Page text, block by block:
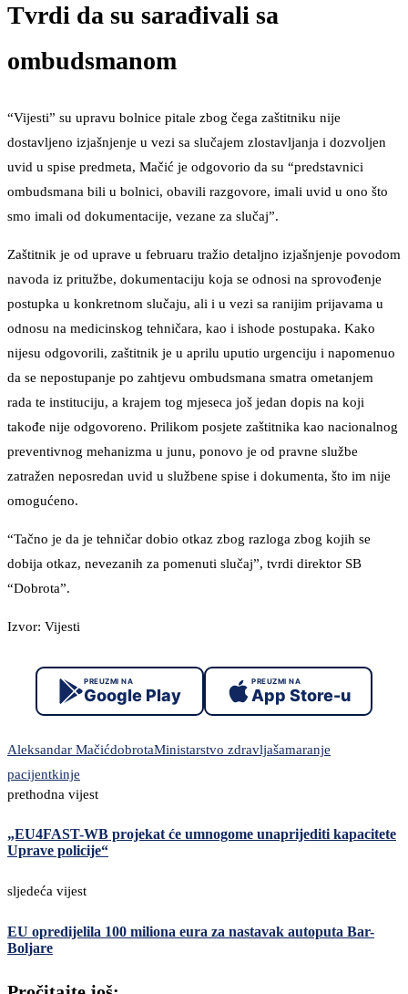
Tvrdi da su sarađivali sa
ombudsmanom
“Vijesti” su upravu bolnice pitale zbog čega zaštitniku nije
dostavljeno izjašnjenje u vezi sa slučajem zlostavljanja i dozvoljen
uvid u spise predmeta, Mačić je odgovorio da su “predstavnici
ombudsmana bili u bolnici, obavili razgovore, imali uvid u ono što
smo imali od dokumentacije, vezane za slučaj”.
Zaštitnik je od uprave u februaru tražio detaljno izjašnjenje povodom
navoda iz pritužbe, dokumentaciju koja se odnosi na sprovođenje
postupka u konkretnom slučaju, ali i u vezi sa ranijim prijavama u
odnosu na medicinskog tehničara, kao i ishode postupaka. Kako
nijesu odgovorili, zaštitnik je u aprilu uputio urgenciju i napomenuo
da se nepostupanje po zahtjevu ombudsmana smatra ometanjem
rada te instituciju, a krajem tog mjeseca još jedan dopis na koji
takođe nije odgovoreno. Prilikom posjete zaštitnika kao nacionalnog
preventivnog mehanizma u junu, ponovo je od pravne službe
zatražen neposredan uvid u službene spise i dokumenta, što im nije
omogućeno.
“Tačno je da je tehničar dobio otkaz zbog razloga zbog kojih se
dobija otkaz, nevezanih za pomenuti slučaj”, tvrdi direktor SB
“Dobrota”.
Izvor: Vijesti
PREUZMI NA
Google Play
PREUZMI NA
App Store-u
Aleksandar MačićdobrotaMinistarstvo zdravljašamaranje
pacijentkinje
prethodna vijest
„EU4FAST-WB projekat će umnogome unaprijediti kapacitete
Uprave policije“
sljedeća vijest
EU opredijelila 100 miliona eura za nastavak autoputa Bar-
Boljare